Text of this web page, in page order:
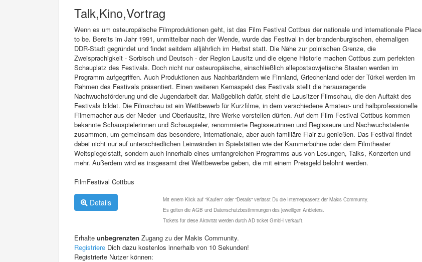
Talk,Kino,Vortrag
Wenn es um osteuropäische Filmproduktionen geht, ist das Film Festival Cottbus der nationale und internationale Place
to be. Bereits im Jahr 1991, unmittelbar nach der Wende, wurde das Festival in der brandenburgischen, ehemaligen
DDR-Stadt gegründet und findet seitdem alljährlich im Herbst statt. Die Nähe zur polnischen Grenze, die
Zweisprachigkeit - Sorbisch und Deutsch - der Region Lausitz und die eigene Historie machen Cottbus zum perfekten
Schauplatz des Festivals. Doch nicht nur osteuropäische, einschließlich allepostsowjetische Staaten werden im
Programm aufgegriffen. Auch Produktionen aus Nachbarländern wie Finnland, Griechenland oder der Türkei werden im
Rahmen des Festivals präsentiert. Einen weiteren Kernaspekt des Festivals stellt die herausragende
Nachwuchsförderung und die Jugendarbeit dar. Maßgeblich dafür, steht die Lausitzer Filmschau, die den Auftakt des
Festivals bildet. Die Filmschau ist ein Wettbewerb für Kurzfilme, in dem verschiedene Amateur- und halbprofessionelle
Filmemacher aus der Nieder- und Oberlausitz, ihre Werke vorstellen dürfen. Auf dem Film Festival Cottbus kommen
bekannte Schauspielerinnen und Schauspieler, renommierte Regisseurinnen und Regisseure und Nachwuchstalente
zusammen, um gemeinsam das besondere, internationale, aber auch familiäre Flair zu genießen. Das Festival findet
dabei nicht nur auf unterschiedlichen Leinwänden in Spielstätten wie der Kammerbühne oder dem Filmtheater
Weltspiegelstatt, sondern auch innerhalb eines umfangreichen Programms aus von Lesungen, Talks, Konzerten und
mehr. Außerdem wird es insgesamt drei Wettbewerbe geben, die mit einem Preisgeld belohnt werden.
FilmFestival Cottbus
Details
Mit einem Klick auf "Kaufen" oder "Details" verlässt Du die Internetpräsenz der Makis Community.
Es gelten die AGB und Datenschutzbestimmungen des jeweiligen Anbieters.
Tickets für diese Aktivität werden durch AD ticket GmbH verkauft.
Erhalte unbegrenzten Zugang zu der Makis Community.
Registriere Dich dazu kostenlos innerhalb von 10 Sekunden!
Registrierte Nutzer können: